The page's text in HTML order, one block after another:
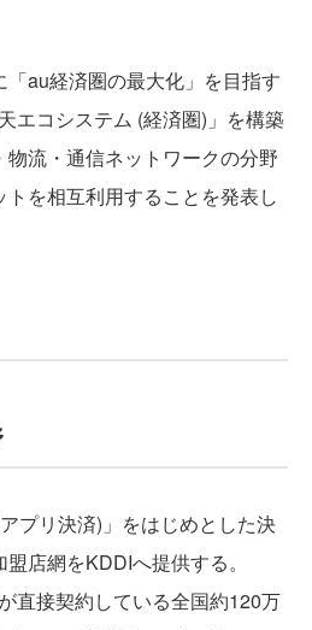
au経済圏の最大化」を目指す
エコシステム (経済圏)」を構築
物流・通信ネットワークの分野
を相互利用することを発表し
プリ決済)」をはじめとした決
店網をKDDIへ提供する。
直接契約している全国約120万